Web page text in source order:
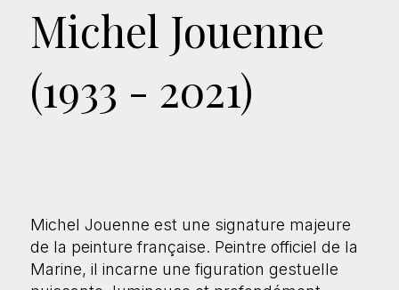
Michel Jouenne
(1933 - 2021)
Michel Jouenne est une signature majeure
de la peinture française. Peintre officiel de la
Marine, il incarne une figuration gestuelle